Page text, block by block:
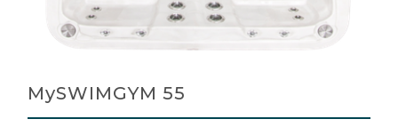
MySWIMGYM 55